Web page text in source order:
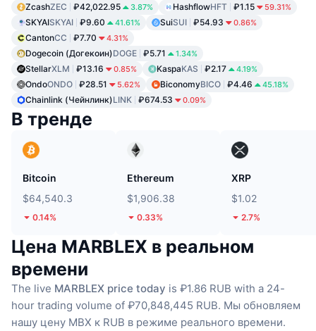
ZcashZEC ₽42,022.95 3.87% HashflowHFT ₽1.15 59.31%
SKYAISKYAI ₽9.60 41.61% SuiSUI ₽54.93 0.86%
CantonCC ₽7.70 4.31%
Dogecoin (Догекоин)DOGE ₽5.71 1.34%
StellarXLM ₽13.16 0.85% KaspaKAS ₽2.17 4.19%
OndoONDO ₽28.51 5.62% BiconomyBICO ₽4.46 45.18%
Chainlink (Чейнлинк)LINK ₽674.53 0.09%
В тренде
Bitcoin
$64,540.3
0.14%
Ethereum
$1,906.38
0.33%
XRP
$1.02
2.7%
Цена MARBLEX в реальном
времени
The live MARBLEX price today is ₽1.86 RUB with a 24-
hour trading volume of ₽70,848,445 RUB. Мы обновляем
нашу цену MBX к RUB в режиме реального времени.